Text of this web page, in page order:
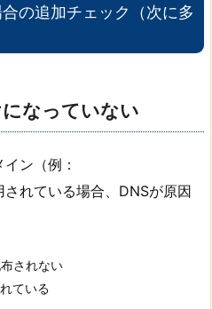
の追加チェック（次に多
なっていない
ン（例：
れている場合、DNSが原因
されない
ている